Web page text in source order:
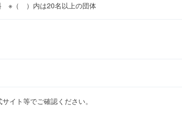
※（ ）内は20名以上の団体
イト等でご確認ください。